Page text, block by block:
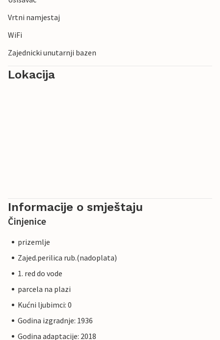
Vrtni namjestaj
WiFi
Zajednicki unutarnji bazen
Lokacija
Informacije o smještaju
Činjenice
prizemlje
Zajed.perilica rub.(nadoplata)
1. red do vode
parcela na plazi
Kućni ljubimci: 0
Godina izgradnje: 1936
Godina adaptacije: 2018